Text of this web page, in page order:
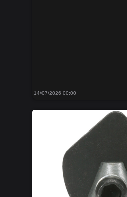
14/07/2026 00:00